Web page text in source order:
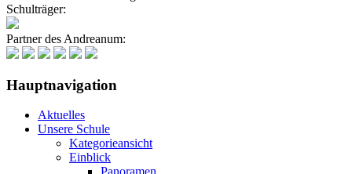
Schulträger:
Partner des Andreanum:
Hauptnavigation
Aktuelles
Unsere Schule
Kategorieansicht
Einblick